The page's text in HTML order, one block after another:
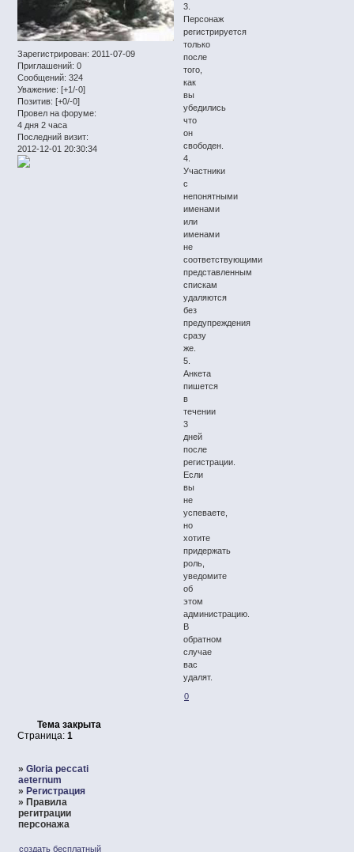
Зарегистрирован: 2011-07-09
Приглашений: 0
Сообщений: 324
Уважение: [+1/-0]
Позитив: [+0/-0]
Провел на форуме:
4 дня 2 часа
Последний визит:
2012-12-01 20:30:34
3.
Персонаж
регистрируется
только
после
того,
как
вы
убедились
что
он
свободен.
4.
Участники
с
непонятными
именами
или
именами
не
соответствующими
представленным
спискам
удаляются
без
предупреждения
сразу
же.
5.
Анкета
пишется
в
течении
3
дней
после
регистрации.
Если
вы
не
успеваете,
но
хотите
придержать
роль,
уведомите
об
этом
администрацию.
В
обратном
случае
вас
удалят.
0
Тема закрыта
Страница:1
»Gloria peccati
aeternum
»Регистрация
»Правила
регитрации
персонажа
создать бесплатный